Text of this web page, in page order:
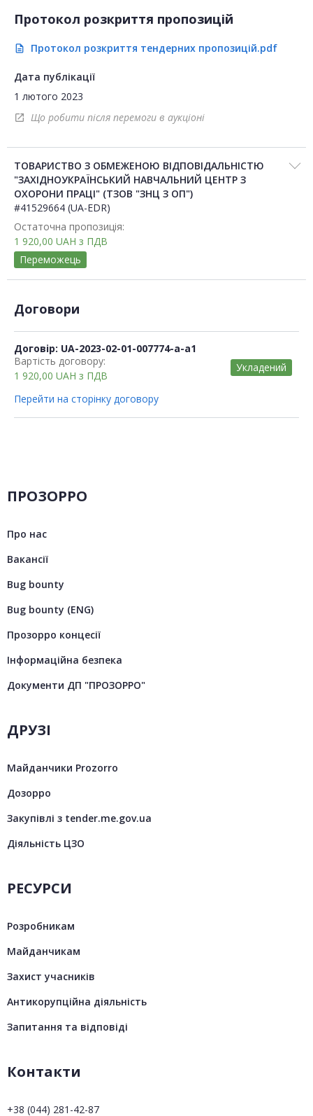
Протокол розкриття пропозицій
description Протокол розкриття тендерних пропозицій.pdf
Дата публікації
1 лютого 2023
open_in_new Що робити після перемоги в аукціоні
ТОВАРИСТВО З ОБМЕЖЕНОЮ ВІДПОВІДАЛЬНІСТЮ
"ЗАХІДНОУКРАЇНСЬКИЙ НАВЧАЛЬНИЙ ЦЕНТР З
ОХОРОНИ ПРАЦІ" (ТЗОВ "ЗНЦ З ОП")
#41529664 (UA-EDR)
Остаточна пропозиція:
1 920,00 UAH з ПДВ
Переможець
Договори
Договір: UA-2023-02-01-007774-a-a1
Вартість договору:
1 920,00 UAH з ПДВ
Укладений
Перейти на сторінку договору
ПРОЗОРРО
Про нас
Вакансії
Bug bounty
Bug bounty (ENG)
Прозорро концесії
Інформаційна безпека
Документи ДП "ПРОЗОРРО"
ДРУЗІ
Майданчики Prozorro
Дозорро
Закупівлі з tender.me.gov.ua
Діяльність ЦЗО
РЕСУРСИ
Розробникам
Майданчикам
Захист учасників
Антикорупційна діяльність
Запитання та відповіді
Контакти
+38 (044) 281-42-87